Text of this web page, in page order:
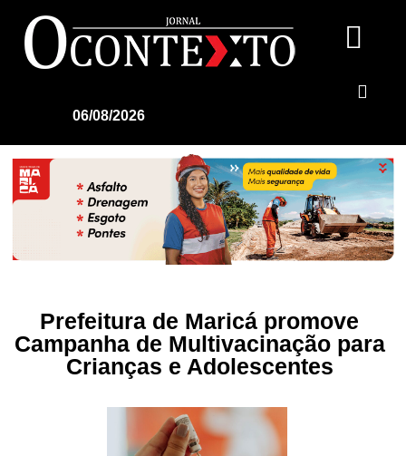
06/08/2026
Prefeitura de Maricá promove
Campanha de Multivacinação para
Crianças e Adolescentes